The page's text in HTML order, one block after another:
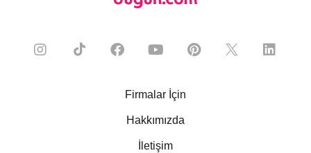
Firmalar İçin
Hakkımızda
İletişim